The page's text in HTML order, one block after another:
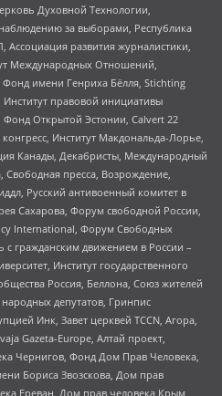
Духовной Технологии,
за выборами, Республика
развития журналистики,
Международных Отношений,
имени Генриха Бёлля, Stichting
правовой инициативы
Открытой Эстонии, Calvert 22
Институт Макдональда-Лорье,
Канады, Декабристы, Международный
пресса, Возрождение,
Русский антивоенный комитет в
Сахарова, Форум свободной России,
International, Форум Свободных
с гражданским движением в России –
Институт государственного
Россия, Беллона, Союз жителей
депутатов, Гринпис
Инк, Завет церквей TCCN, Агора,
Gazeta-Europe, Алтай проект,
Чернигов, Фонд Дом Прав Человека,
Бориса Звозскова, Дом прав
Ереван, Дом прав человека Крым,